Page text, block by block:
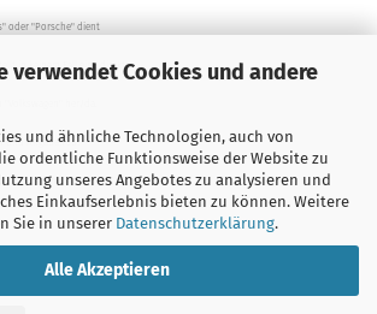
verwendet Cookies und andere
und ähnliche Technologien, auch von
ordentliche Funktionsweise der Website zu
unseres Angebotes zu analysieren und
Einkaufserlebnis bieten zu können. Weitere
Sie in unserer Datenschutzerklärung.
Alle Akzeptieren
oder "Porsche" dient
in keinem Fall eine direkte
"Volkswagen" her/da.
und Angaben zur
worden.